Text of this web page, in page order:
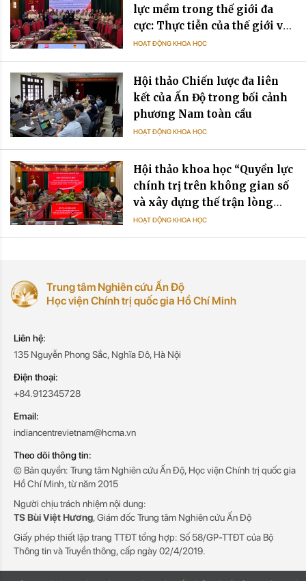
lực mềm trong thế giới đa
cực: Thực tiễn của thế giới và
gợi mở cho Việt Nam”
HOẠT ĐỘNG KHOA HỌC
Hội thảo Chiến lược đa liên
kết của Ấn Độ trong bối cảnh
phương Nam toàn cầu
HOẠT ĐỘNG KHOA HỌC
Hội thảo khoa học “Quyền lực
chính trị trên không gian số
và xây dựng thế trận lòng
dân trên không gian số vùng
biên giới Tây Nam Bộ - Lý
HOẠT ĐỘNG KHOA HỌC
Trung tâm Nghiên cứu Ấn Độ
Học viện Chính trị quốc gia Hồ Chí Minh
Liên hệ:
135 Nguyễn Phong Sắc, Nghĩa Đô, Hà Nội
Điện thoại:
+84.912345728
Email:
indiancentrevietnam@hcma.vn
Theo dõi thông tin:
© Bản quyền: Trung tâm Nghiên cứu Ấn Độ, Học viện Chính trị quốc gia
Hồ Chí Minh, từ năm 2015
Người chịu trách nhiệm nội dung:
TS Bùi Việt Hương, Giám đốc Trung tâm Nghiên cứu Ấn Độ
Giấy phép thiết lập trang TTĐT tổng hợp: Số 58/GP-TTĐT của Bộ
Thông tin và Truyền thông, cấp ngày 02/4/2019.